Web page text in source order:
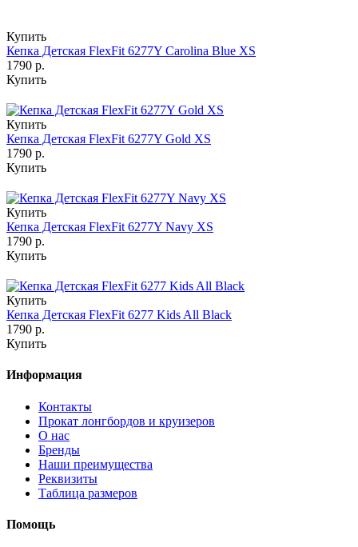
Купить
Кепка Детская FlexFit 6277Y Carolina Blue XS
1790 р.
Купить
Купить
Кепка Детская FlexFit 6277Y Gold XS
1790 р.
Купить
Купить
Кепка Детская FlexFit 6277Y Navy XS
1790 р.
Купить
Купить
Кепка Детская FlexFit 6277 Kids All Black
1790 р.
Купить
Информация
Контакты
Прокат лонгбордов и круизеров
О нас
Бренды
Наши преимущества
Реквизиты
Таблица размеров
Помощь